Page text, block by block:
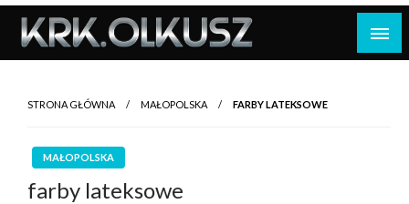
Skip
content
STRONA GŁÓWNA MAŁOPOLSKA FARBY LATEKSOWE
MAŁOPOLSKA
farby lateksowe